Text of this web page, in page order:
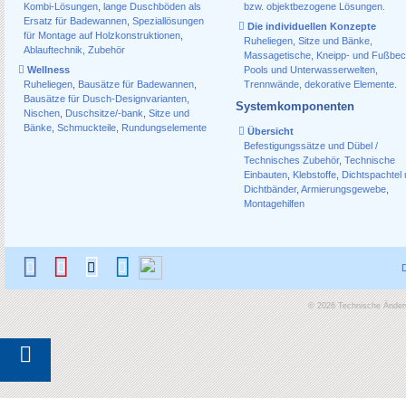
Kombi-Lösungen lange Duschböden als
Ersatz für Badewannen Speziallösungen
für Montage auf Holzkonstruktionen
Ablauf­technik, Zubehör
Wellness
Ruheliegen Bausätze für Badewannen
Bausätze für Dusch-Designvarianten
Nischen Duschsitze/-bank Sitze und
Bänke Schmuckteile Rundungselemente
bzw. objektbezogene Lösungen.
Die individuellen Konzepte
Ruheliegen, Sitze und Bänke,
Massagetische, Kneipp- und
Pools und Unterwasserwelten,
Trennwände, dekorative Elemente.
Systemkomponenten
Übersicht
Befestigungssätze und Dübel /
Technisches Zubehör, Technische
Einbauten, Klebstoffe, Dichtspachtel
Dichtbänder, Armierungsgewebe,
Montagehilfen
© 2026 Technische